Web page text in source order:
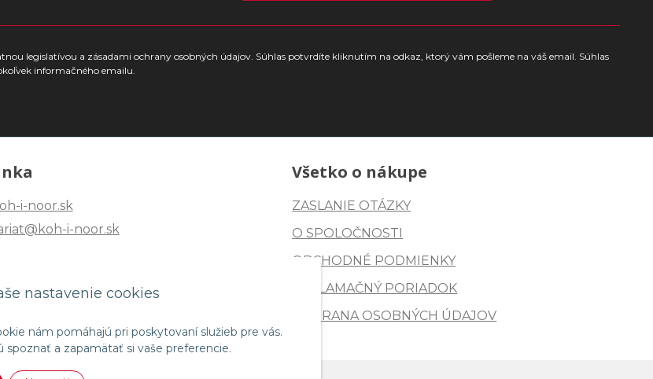
nastavenie cookies
nám pomáhajú pri poskytovaní služieb pre vás.
spoznať a zapamätať si vaše preferencie.
legislatívou a zásadami ochrany osobných údajov. Súhlas potvrdíte kliknutím na odkaz, ktorý vám pošleme na váš email. Súhlas
informačného emailu.
i-noor.sk
i-noor.sk
2 40252101
2 44872870
Všetko o nákupe
ZASLANIE OTÁZKY
O SPOLOČNOSTI
OBCHODNÉ PODMIENKY
REKLAMAČNÝ PORIADOK
OCHRANA OSOBNÝCH ÚDAJOV